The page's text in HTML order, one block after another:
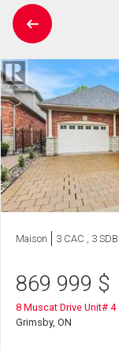
Maison 3 CAC , 3 SDB
869 999 $
8 Muscat Drive Unit# 4
Grimsby, ON